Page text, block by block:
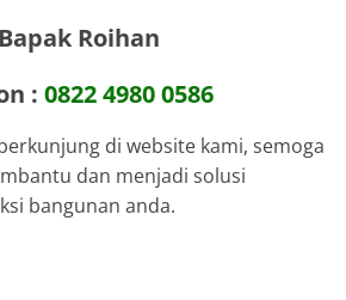
Bapak Roihan
: 0822 4980 0586
di website kami, semoga
dan menjadi solusi
bangunan anda.